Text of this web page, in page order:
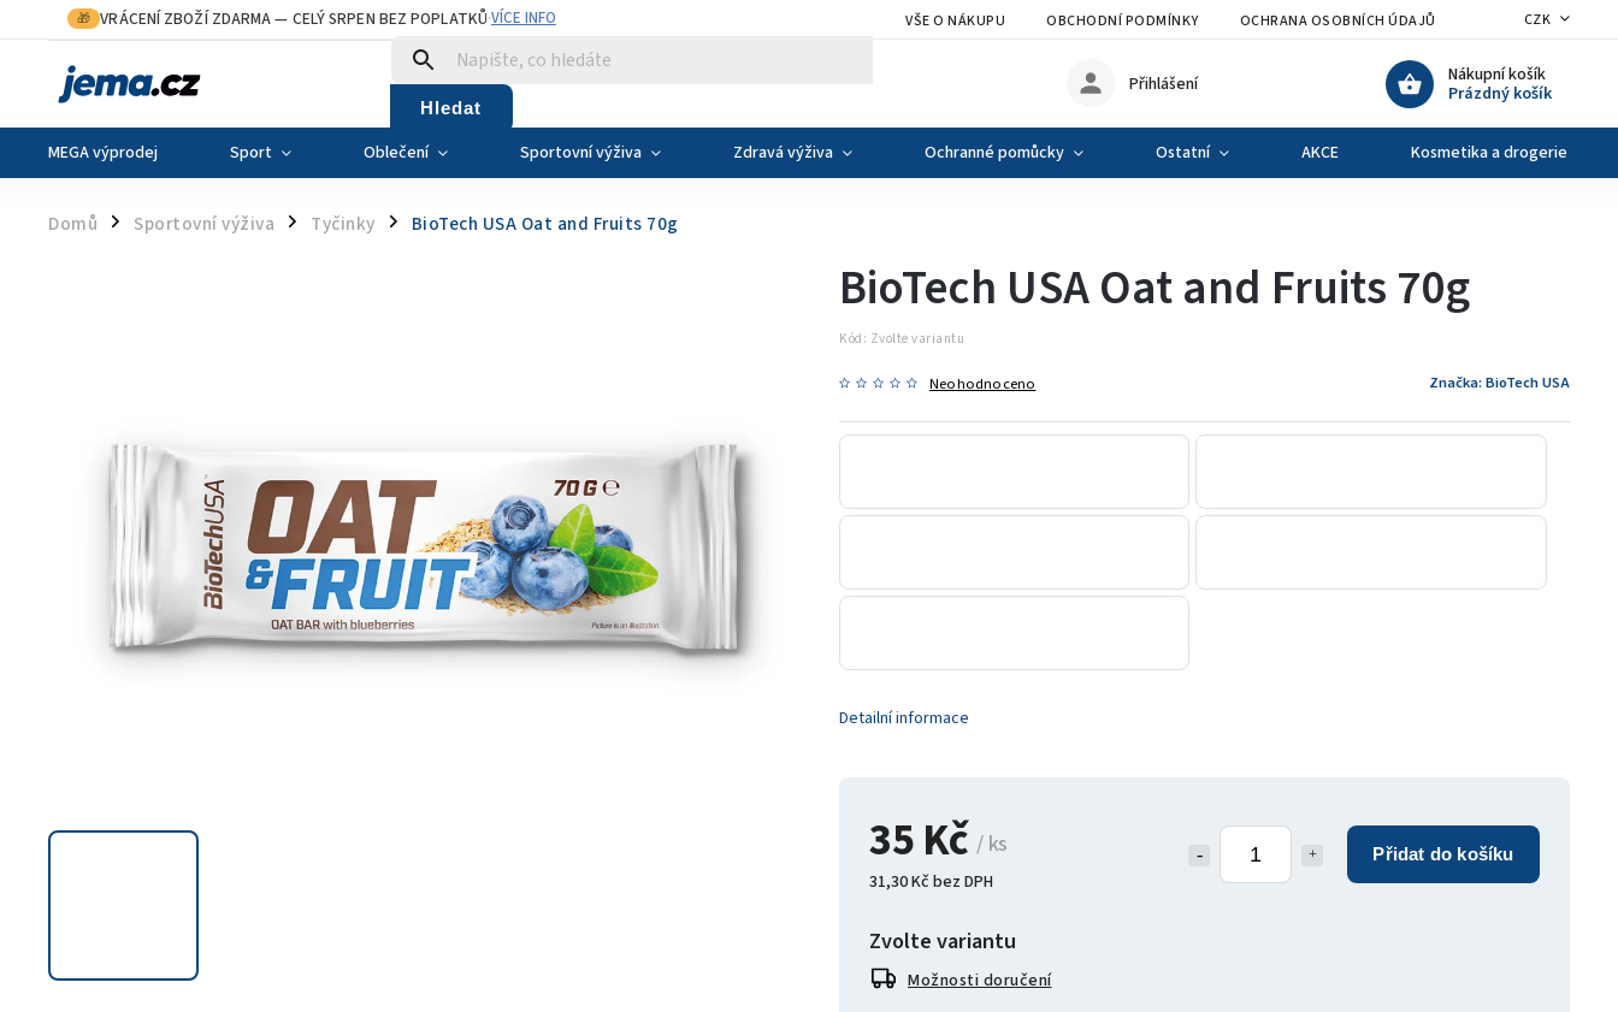
🎁 VRÁCENÍ ZBOŽÍ ZDARMA— CELÝ SRPEN BEZ POPLATKŮ·VÍCE INFO VŠE O NÁKUPU OBCHODNÍ PODMÍNKY OCHRANA OSOBNÍCH ÚDAJŮ VÝMĚNA A VRÁCENÍ
CZK
Hledat
Nákupní košík
Prázdný košík
Přihlášení
MEGA výprodej Sport Oblečení Sportovní výživa Zdravá výživa Ochranné pomůcky Ostatní AKCE Kosmetika a drogerie
Domů / Sportovní výživa / Tyčinky / BioTech USA Oat and Fruits 70g
35 Kč/ ks
31,30 Kč bez DPH
Přidat do košíku
Zvolte variantu
Možnosti doručení
BioTech USA Oat and Fruits 70g
Kód: Zvolte variantu
Neohodnoceno Značka: BioTech USA
Detailní informace